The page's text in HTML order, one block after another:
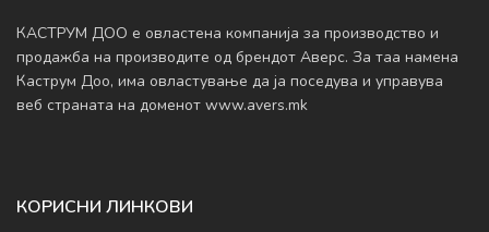
КАСТРУМ ДОО е овластена компанија за производство и
продажба на производите од брендот Аверс. За таа намена
Каструм Доо, има овластување да ja поседува и управува
веб страната на доменот www.avers.mk
КОРИСНИ ЛИНКОВИ